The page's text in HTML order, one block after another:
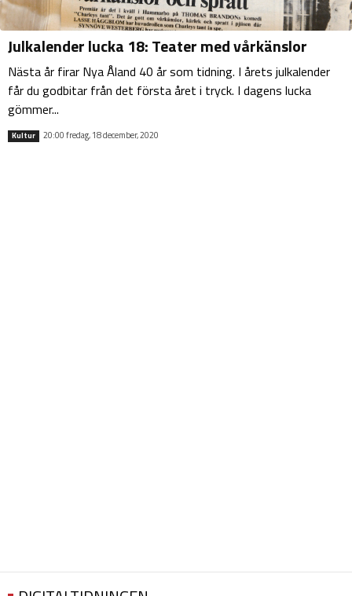
Julkalender lucka 18: Teater med vårkänslor
Nästa år firar Nya Åland 40 år som tidning. I årets julkalender
får du godbitar från det första året i tryck. I dagens lucka
gömmer...
Kultur 20:00 fredag, 18 december, 2020